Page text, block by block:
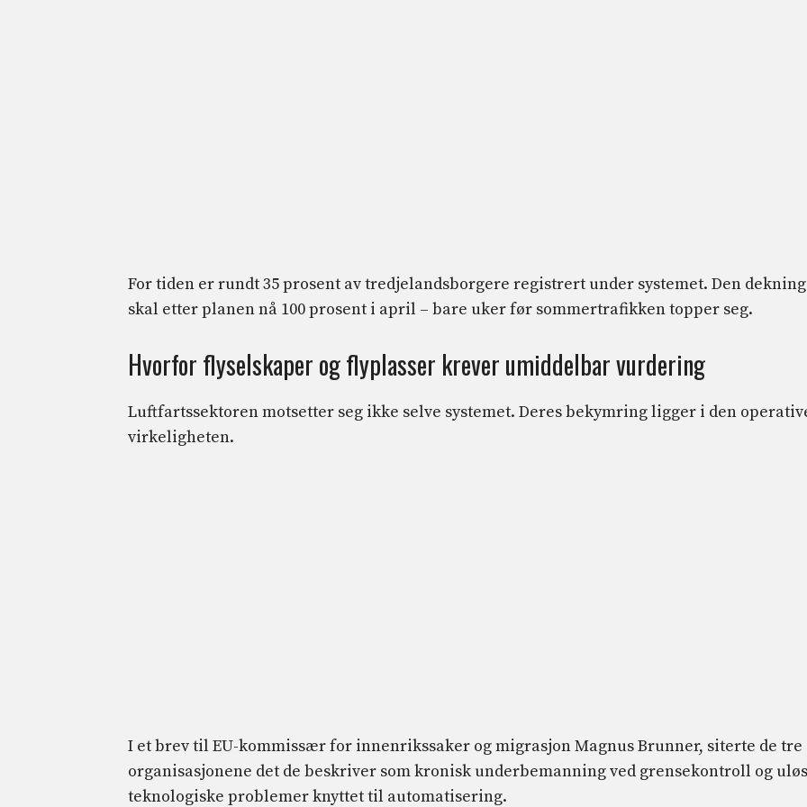
For tiden er rundt 35 prosent av tredjelandsborgere registrert under systemet. Den
skal etter planen nå 100 prosent i april – bare uker før sommertrafikken topper seg.
Hvorfor flyselskaper og flyplasser krever umiddelbar vurdering
Luftfartssektoren motsetter seg ikke selve systemet. Deres bekymring ligger i den
virkeligheten.
I et brev til EU-kommissær for innenrikssaker og migrasjon Magnus Brunner, siterte de tre
organisasjonene det de beskriver som kronisk underbemanning ved grensekontroll og
teknologiske problemer knyttet til automatisering.